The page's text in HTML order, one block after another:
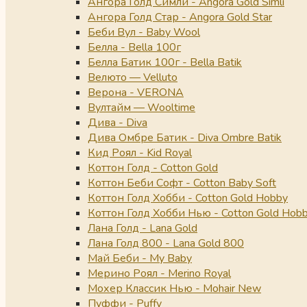
Ангора Голд Стар - Angora Gold Star
Беби Вул - Baby Wool
Белла - Bella 100г
Белла Батик 100г - Bella Batik
Велюто — Velluto
Верона - VERONA
Вултайм — Wooltime
Дива - Diva
Дива Омбре Батик - Diva Ombre Batik
Кид Роял - Kid Royal
Коттон Голд - Cotton Gold
Коттон Беби Софт - Cotton Baby Soft
Коттон Голд Хобби - Cotton Gold Hobby
Коттон Голд Хобби Нью - Cotton Gold
Лана Голд - Lana Gold
Лана Голд 800 - Lana Gold 800
Май Беби - My Baby
Мерино Роял - Merino Royal
Мохер Классик Нью - Mohair New
Пуффи - Puffy